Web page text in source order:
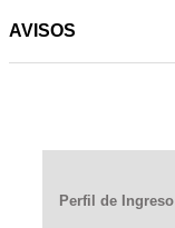
AVISOS
Perfil de